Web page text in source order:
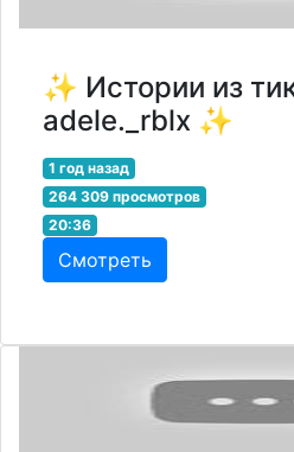
✨ Истории из
adele._rblx ✨
1 год назад
264 309 просмотров
20:36
Смотреть